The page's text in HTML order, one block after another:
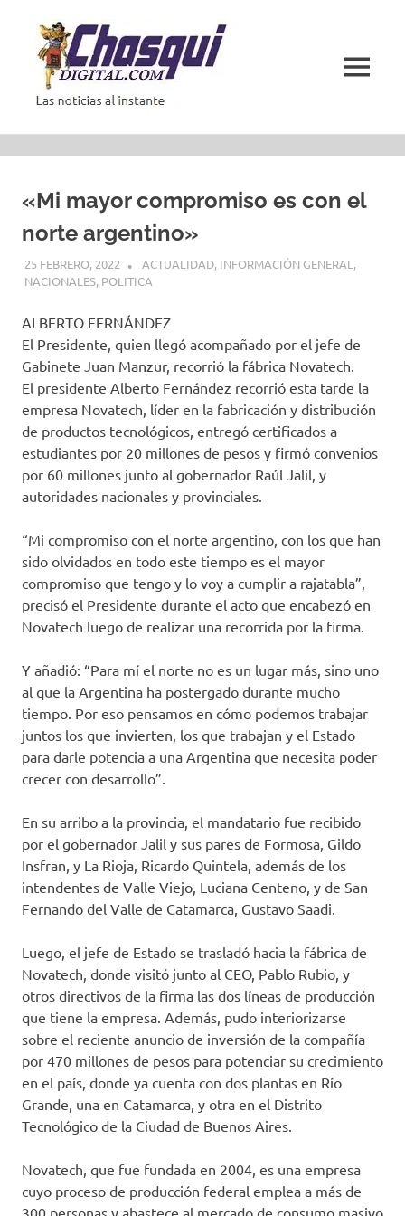
contenido
MENÚ
«Mi mayor compromiso es con el
norte argentino»
25 FEBRERO, 2022 ACTUALIDAD, INFORMACIÓN GENERAL ,
NACIONALES, POLITICA
ALBERTO FERNÁNDEZ
El Presidente, quien llegó acompañado por el jefe de
Gabinete Juan Manzur, recorrió la fábrica Novatech.
El presidente Alberto Fernández recorrió esta tarde la
empresa Novatech, líder en la fabricación y distribución
de productos tecnológicos, entregó certificados a
estudiantes por 20 millones de pesos y firmó convenios
por 60 millones junto al gobernador Raúl Jalil, y
autoridades nacionales y provinciales.
“Mi compromiso con el norte argentino, con los que han
sido olvidados en todo este tiempo es el mayor
compromiso que tengo y lo voy a cumplir a rajatabla”,
precisó el Presidente durante el acto que encabezó en
Novatech luego de realizar una recorrida por la firma.
Y añadió: “Para mí el norte no es un lugar más, sino uno
al que la Argentina ha postergado durante mucho
tiempo. Por eso pensamos en cómo podemos trabajar
juntos los que invierten, los que trabajan y el Estado
para darle potencia a una Argentina que necesita poder
crecer con desarrollo”.
En su arribo a la provincia, el mandatario fue recibido
por el gobernador Jalil y sus pares de Formosa, Gildo
Insfran, y La Rioja, Ricardo Quintela, además de los
intendentes de Valle Viejo, Luciana Centeno, y de San
Fernando del Valle de Catamarca, Gustavo Saadi.
Luego, el jefe de Estado se trasladó hacia la fábrica de
Novatech, donde visitó junto al CEO, Pablo Rubio, y
otros directivos de la firma las dos líneas de producción
que tiene la empresa. Además, pudo interiorizarse
sobre el reciente anuncio de inversión de la compañía
por 470 millones de pesos para potenciar su crecimiento
en el país, donde ya cuenta con dos plantas en Río
Grande, una en Catamarca, y otra en el Distrito
Tecnológico de la Ciudad de Buenos Aires.
Novatech, que fue fundada en 2004, es una empresa
cuyo proceso de producción federal emplea a más de